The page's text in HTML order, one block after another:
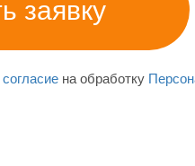
согласиена обработку